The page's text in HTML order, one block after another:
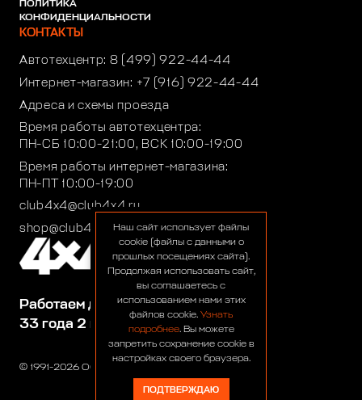
© 1991-2026 ООО «Сервис 4х4»
Работаем для вас:
33 года 2 месяца 27 дней
ПОЛИТИКА
КОНФИДЕНЦИАЛЬНОСТИ
КОНТАКТЫ
Автотехцентр: 8 (499) 922-44-44
Интернет-магазин: +7 (916) 922-44-44
Адреса и схемы проезда
Время работы автотехцентра:
ПН-СБ 10:00-21:00, ВСК 10:00-19:00
Время работы интернет-магазина:
ПН-ПТ 10:00-19:00
club4x4@club4x4.ru
shop@club4x4.ruНаш сайт использует файлы
cookie (файлы с данными о
прошлых посещениях сайта).
Продолжая использовать сайт,
вы соглашаетесь с
использованием нами этих
файлов cookie. Узнать
подробнее. Вы можете
запретить сохранение cookie в
настройках своего браузера.
ПОДТВЕРЖДАЮ